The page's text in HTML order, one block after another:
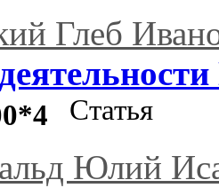
Глеб
Статья
Юлий